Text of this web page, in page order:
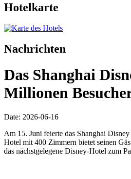
Hotelkarte
Nachrichten
Das Shanghai
Millionen
Date: 2026-06-16
Am 15. Juni feierte das Shanghai
Hotel mit 400 Zimmern bietet seinen
das nächstgelegene Disney-Hotel zum